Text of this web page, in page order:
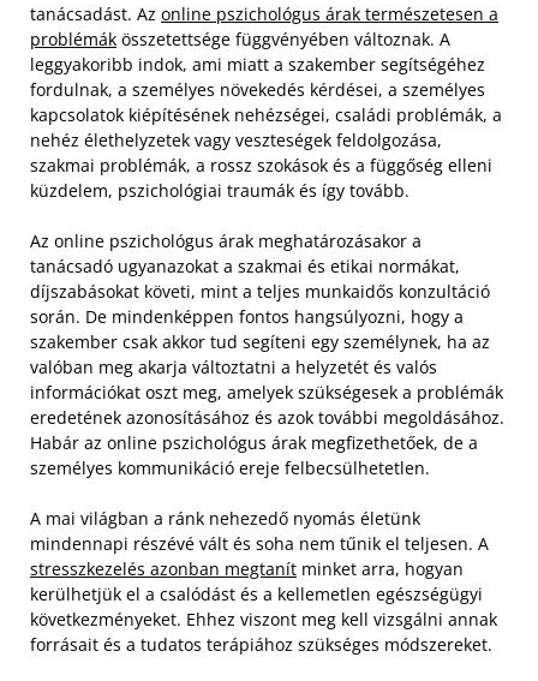
tanácsadást. Az online pszichológus árak természetesen a
problémák összetettsége függvényében változnak. A
leggyakoribb indok, ami miatt a szakember segítségéhez
fordulnak, a személyes növekedés kérdései, a személyes
kapcsolatok kiépítésének nehézségei, családi problémák, a
nehéz élethelyzetek vagy veszteségek feldolgozása,
szakmai problémák, a rossz szokások és a függőség elleni
küzdelem, pszichológiai traumák és így tovább.
Az online pszichológus árak meghatározásakor a
tanácsadó ugyanazokat a szakmai és etikai normákat,
díjszabásokat követi, mint a teljes munkaidős konzultáció
során. De mindenképpen fontos hangsúlyozni, hogy a
szakember csak akkor tud segíteni egy személynek, ha az
valóban meg akarja változtatni a helyzetét és valós
információkat oszt meg, amelyek szükségesek a problémák
eredetének azonosításához és azok további megoldásához.
Habár az online pszichológus árak megfizethetőek, de a
személyes kommunikáció ereje felbecsülhetetlen.
A mai világban a ránk nehezedő nyomás életünk
mindennapi részévé vált és soha nem tűnik el teljesen. A
stresszkezelés azonban megtanít minket arra, hogyan
kerülhetjük el a csalódást és a kellemetlen egészségügyi
következményeket. Ehhez viszont meg kell vizsgálni annak
forrásait és a tudatos terápiához szükséges módszereket.